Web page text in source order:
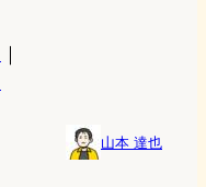
｜
山本 達也